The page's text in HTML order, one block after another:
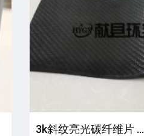
3k斜纹亮光碳纤维片 ...